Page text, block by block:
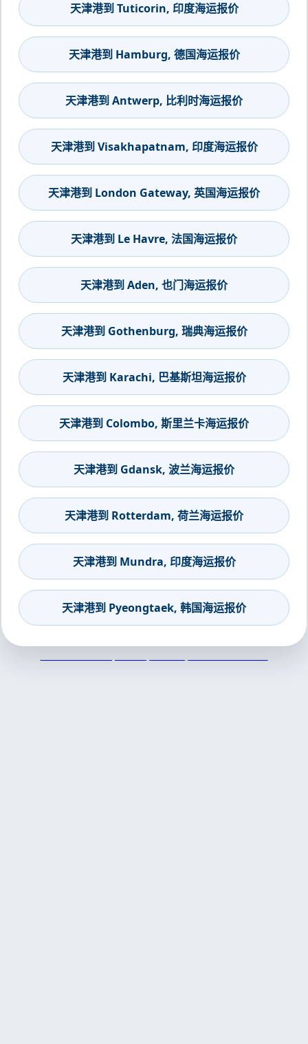
天津港到 Tuticorin, 印度海运报价
天津港到 Hamburg, 德国海运报价
天津港到 Antwerp, 比利时海运报价
天津港到 Visakhapatnam, 印度海运报价
天津港到 London Gateway, 英国海运报价
天津港到 Le Havre, 法国海运报价
天津港到 Aden, 也门海运报价
天津港到 Gothenburg, 瑞典海运报价
天津港到 Karachi, 巴基斯坦海运报价
天津港到 Colombo, 斯里兰卡海运报价
天津港到 Gdansk, 波兰海运报价
天津港到 Rotterdam, 荷兰海运报价
天津港到 Mundra, 印度海运报价
天津港到 Pyeongtaek, 韩国海运报价